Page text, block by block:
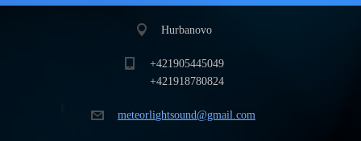
Hurbanovo
+421905445049
+421918780824
meteorlightsound@gmail.com